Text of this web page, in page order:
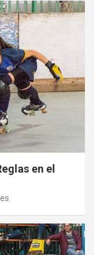
en el